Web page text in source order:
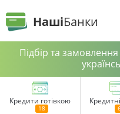
НашіБанки
Підбір та
Кредити готівкою